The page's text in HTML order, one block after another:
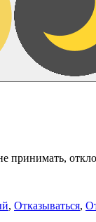
принимать,
, Отказываться,